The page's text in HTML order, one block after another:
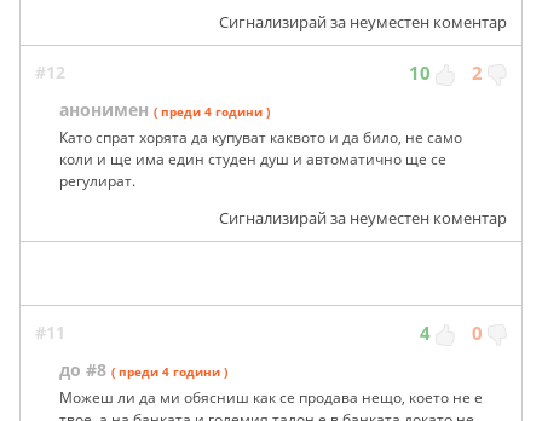
Сигнализирай за неуместен коментар
#12 10 2
анонимен ( преди 4 години )
Като спрат хорята да купуват каквото и да било, не само
коли и ще има един студен душ и автоматично ще се
регулират.
Сигнализирай за неуместен коментар
#11 4 0
до #8 ( преди 4 години )
Можеш ли да ми обясниш как се продава нещо, което не е